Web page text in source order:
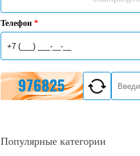
Телефон *
Популярные категории